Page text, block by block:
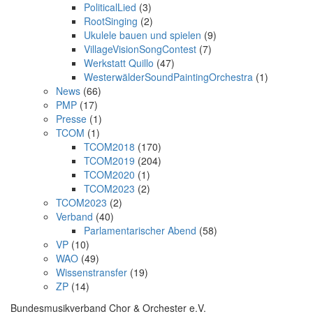
PoliticalLied (3)
RootSinging (2)
Ukulele bauen und spielen (9)
VillageVisionSongContest (7)
Werkstatt Quillo (47)
WesterwälderSoundPaintingOrchestra (1)
News (66)
PMP (17)
Presse (1)
TCOM (1)
TCOM2018 (170)
TCOM2019 (204)
TCOM2020 (1)
TCOM2023 (2)
TCOM2023 (2)
Verband (40)
Parlamentarischer Abend (58)
VP (10)
WAO (49)
Wissenstransfer (19)
ZP (14)
Bundesmusikverband Chor & Orchester e.V.